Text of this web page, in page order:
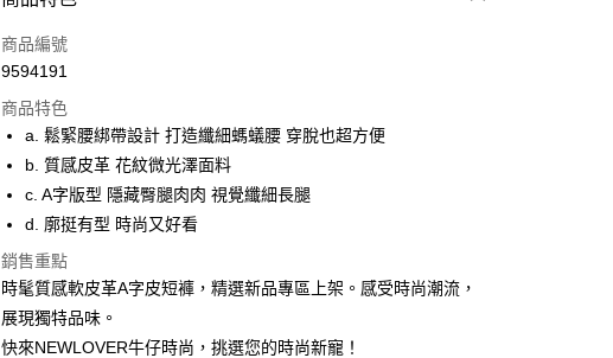
信用卡一次付款
LINE Pay
ATM付款
貨到付款
運送方式
貨到付款
商品編號
9594191
商品特色
a. 鬆緊腰綁帶設計 打造纖細螞蟻腰 穿脫也超方便
b. 質感皮革 花紋微光澤面料
c. A字版型 隱藏臀腿肉肉 視覺纖細長腿
d. 廓挺有型 時尚又好看
銷售重點
時髦質感軟皮革A字皮短褲，精選新品專區上架。感受時尚潮流，
展現獨特品味。
快來NEWLOVER牛仔時尚，挑選您的時尚新寵！